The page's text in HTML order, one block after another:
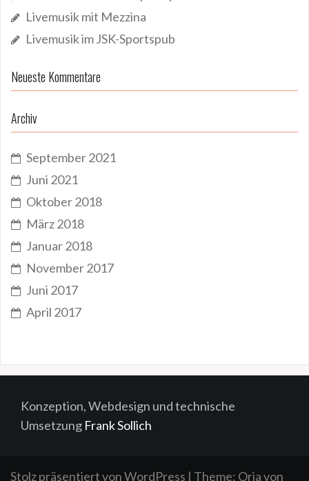
Livemusik mit Mezzina
Livemusik im JSK-Sportspub
Neueste Kommentare
Archiv
September 2021
Juni 2021
Oktober 2018
März 2018
Januar 2018
November 2017
Juni 2017
April 2017
Konzeption, Webdesign und technische
Umsetzung Frank Sollich
Stolz präsentiert von WordPress | Theme: Oriavon